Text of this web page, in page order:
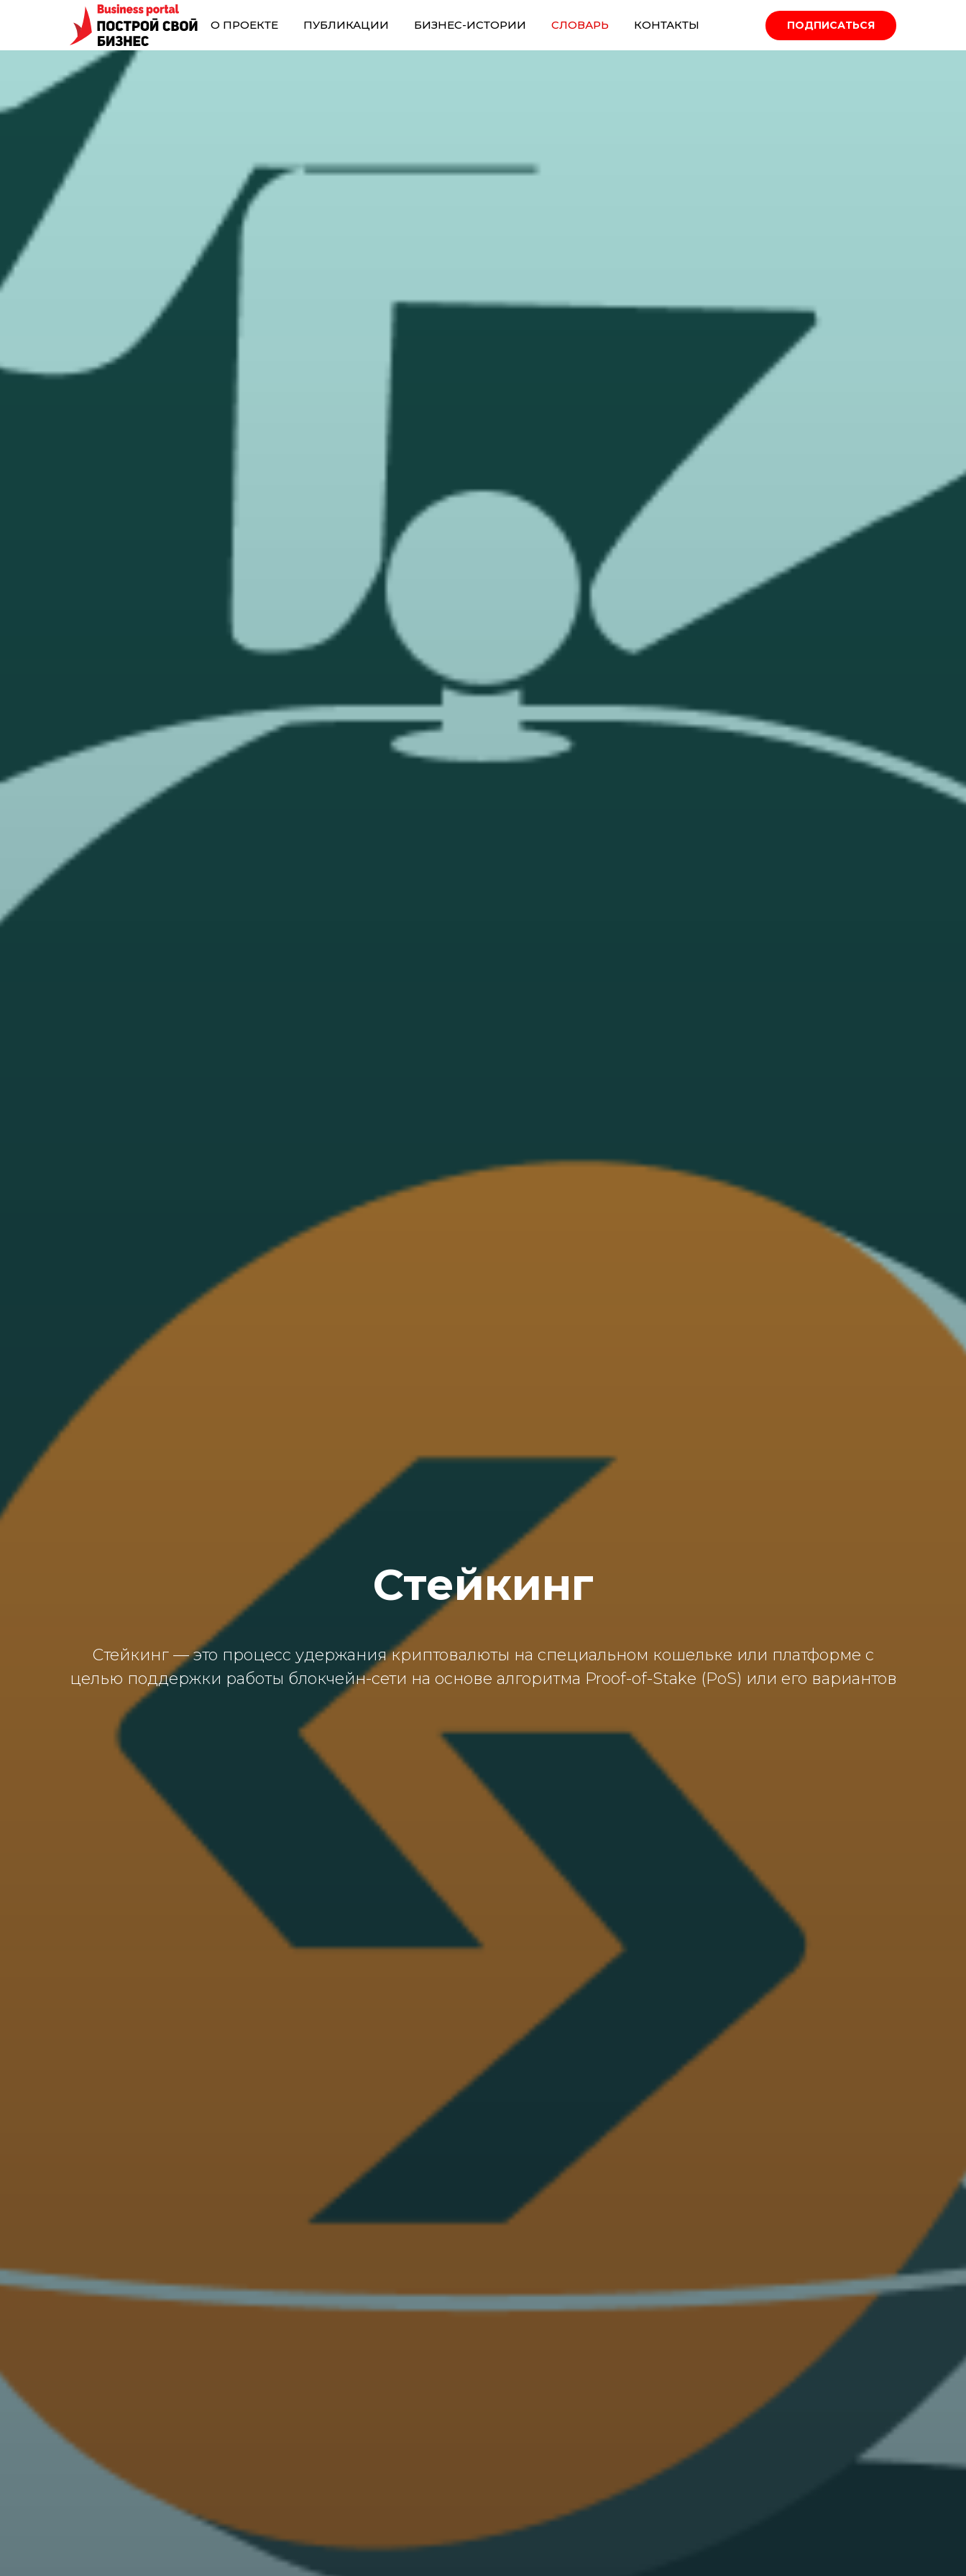
О ПРОЕКТЕ ПУБЛИКАЦИИ БИЗНЕС-ИСТОРИИ СЛОВАРЬ КОНТАКТЫ ПОДПИСАТЬСЯ
Стейкинг
Стейкинг — это процесс удержания криптовалюты на специальном кошельке или платформе с
целью поддержки работы блокчейн-сети на основе алгоритма Proof-of-Stake (PoS) или его вариантов